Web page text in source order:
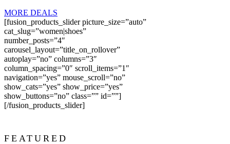
MORE DEALS
[fusion_products_slider picture_size=”auto”
cat_slug=”women|shoes”
number_posts=”4″
carousel_layout=”title_on_rollover”
autoplay=”no” columns=”3″
column_spacing=”0″ scroll_items=”1″
navigation=”yes” mouse_scroll=”no”
show_cats=”yes” show_price=”yes”
show_buttons=”no” class=”” id=””]
[/fusion_products_slider]
FEATURED